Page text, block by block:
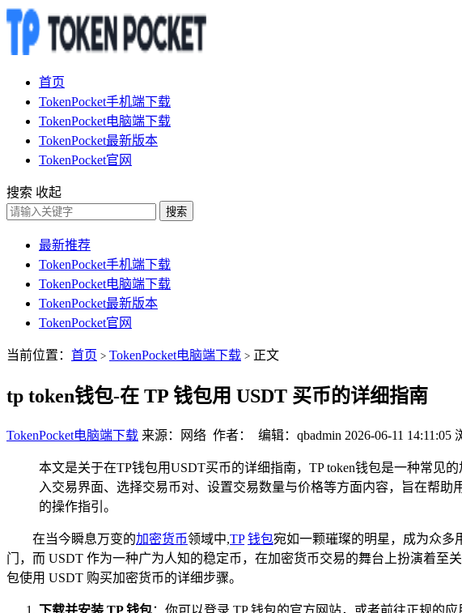
首页
TokenPocket手机端下载
TokenPocket电脑端下载
TokenPocket最新版本
TokenPocket官网
搜索 收起
搜索
最新推荐
TokenPocket手机端下载
TokenPocket电脑端下载
TokenPocket最新版本
TokenPocket官网
当前位置： 首页 > TokenPocket电脑端下载 > 正文
tp token钱包-在 TP 钱包用 USDT 买币的详细指南
TokenPocket电脑端下载 来源：网络 作者： 编辑：qbadmin 2026-06-11 14:11:05
本文是关于在TP钱包用USDT买币的详细指南，TP token钱包是一种常见
入交易界面、选择交易币对、设置交易数量与价格等方面内容，旨在帮
的操作指引。
在当今瞬息万变的加密货币领域中,TP 钱包宛如一颗璀璨的明星，成为众多
门，而 USDT 作为一种广为人知的稳定币，在加密货币交易的舞台上扮演着至
包使用 USDT 购买加密货币的详细步骤。
下载并安装 TP 钱包：你可以登录 TP 钱包的官方网站，或者前往正规的